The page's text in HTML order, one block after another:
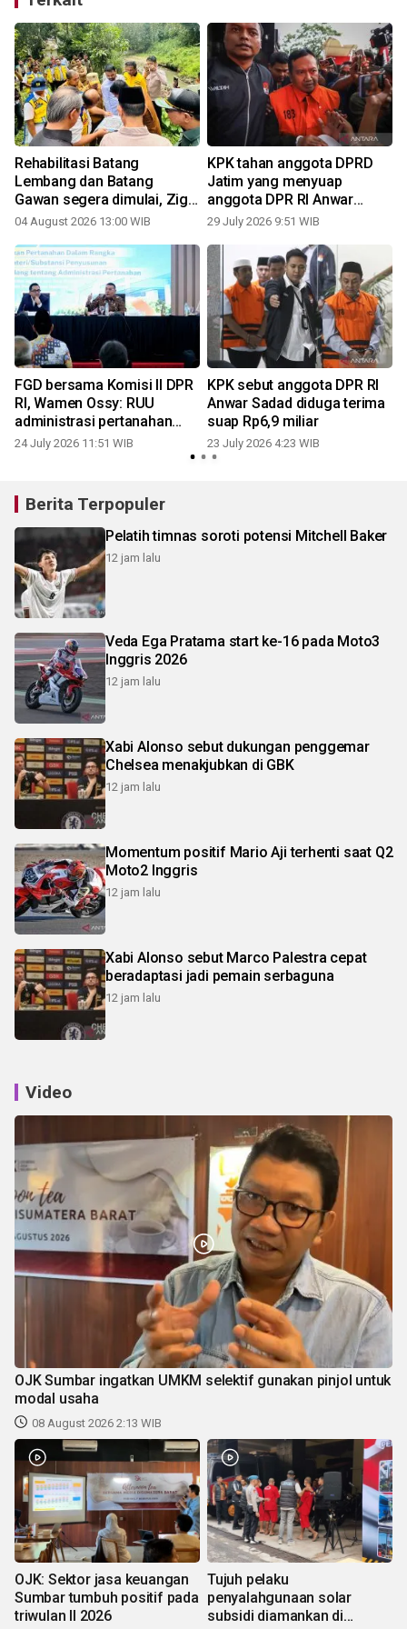
Rehabilitasi Batang
Lembang dan Batang
Gawan segera dimulai, Zigo
Rolanda pastikan proyek
04 August 2026 13:00 WIB
KPK tahan anggota DPRD
Jatim yang menyuap
anggota DPR RI Anwar
Sadad
29 July 2026 9:51 WIB
FGD bersama Komisi II DPR
RI, Wamen Ossy: RUU
administrasi pertanahan
untuk wujudkan sistem
24 July 2026 11:51 WIB
KPK sebut anggota DPR RI
Anwar Sadad diduga terima
suap Rp6,9 miliar
23 July 2026 4:23 WIB
Berita Terpopuler
Pelatih timnas soroti potensi Mitchell Baker
12 jam lalu
Veda Ega Pratama start ke-16 pada Moto3
Inggris 2026
12 jam lalu
Xabi Alonso sebut dukungan penggemar
Chelsea menakjubkan di GBK
12 jam lalu
Momentum positif Mario Aji terhenti saat Q2
Moto2 Inggris
12 jam lalu
Xabi Alonso sebut Marco Palestra cepat
beradaptasi jadi pemain serbaguna
12 jam lalu
Video
OJK Sumbar ingatkan UMKM selektif gunakan pinjol untuk
modal usaha
08 August 2026 2:13 WIB
OJK: Sektor jasa keuangan
Sumbar tumbuh positif pada
triwulan II 2026
Tujuh pelaku
penyalahgunaan solar
subsidi diamankan di